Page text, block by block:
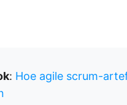
: Hoe agile scrum-